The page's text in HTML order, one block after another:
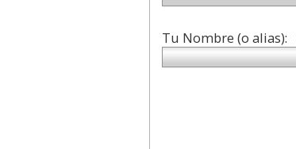
Tu Nombre (o alias):